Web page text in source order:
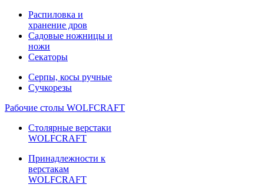
Распиловка и
хранение дров
Садовые ножницы и
ножи
Секаторы
Серпы, косы ручные
Сучкорезы
Рабочие столы WOLFCRAFT
Столярные верстаки
WOLFCRAFT
Принадлежности к
верстакам
WOLFCRAFT